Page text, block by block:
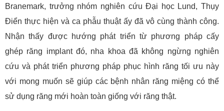
Branemark, trưởng nhóm nghiên cứu Đại học Lund, Thụy
Điển thực hiện và ca phẫu thuật ấy đã vô cùng thành công.
Nhận thấy được hướng phát triển từ phương pháp cấy
ghép răng implant đó, nha khoa đã không ngừng nghiên
cứu và phát triển phương pháp phục hình răng tối ưu này
với mong muốn sẽ giúp các bệnh nhân răng miệng có thể
sử dụng răng mới hoàn toàn giống với răng thật.